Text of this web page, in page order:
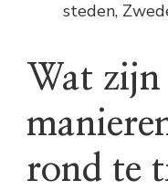
steden,
Wat zijn
rond te